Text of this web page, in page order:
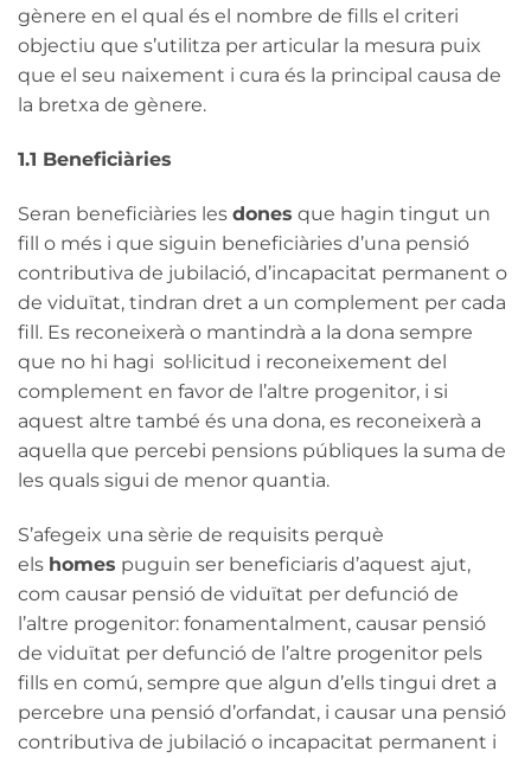
gènere en el qual és el nombre de fills el criteri
objectiu que s’utilitza per articular la mesura puix
que el seu naixement i cura és la principal causa de
la bretxa de gènere.
1.1 Beneficiàries
Seran beneficiàries les dones que hagin tingut un
fill o més i que siguin beneficiàries d’una pensió
contributiva de jubilació, d’incapacitat permanent o
de viduïtat, tindran dret a un complement per cada
fill. Es reconeixerà o mantindrà a la dona sempre
que no hi hagi sol·licitud i reconeixement del
complement en favor de l’altre progenitor, i si
aquest altre també és una dona, es reconeixerà a
aquella que percebi pensions públiques la suma de
les quals sigui de menor quantia.
S’afegeix una sèrie de requisits perquè
els homes puguin ser beneficiaris d’aquest ajut,
com causar pensió de viduïtat per defunció de
l’altre progenitor: fonamentalment, causar pensió
de viduïtat per defunció de l’altre progenitor pels
fills en comú, sempre que algun d’ells tingui dret a
percebre una pensió d’orfandat, i causar una pensió
contributiva de jubilació o incapacitat permanent i